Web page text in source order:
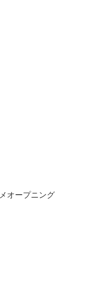
オープニング